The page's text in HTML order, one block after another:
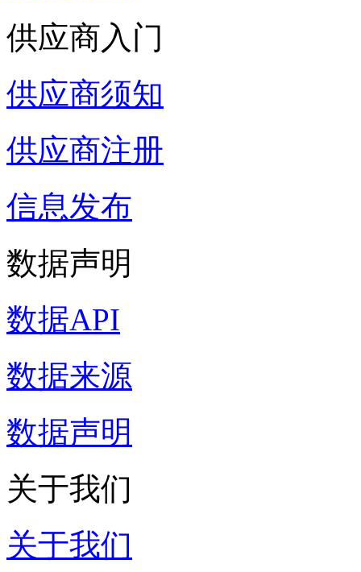
供应商入门
供应商须知
供应商注册
信息发布
数据声明
数据API
数据来源
数据声明
关于我们
关于我们